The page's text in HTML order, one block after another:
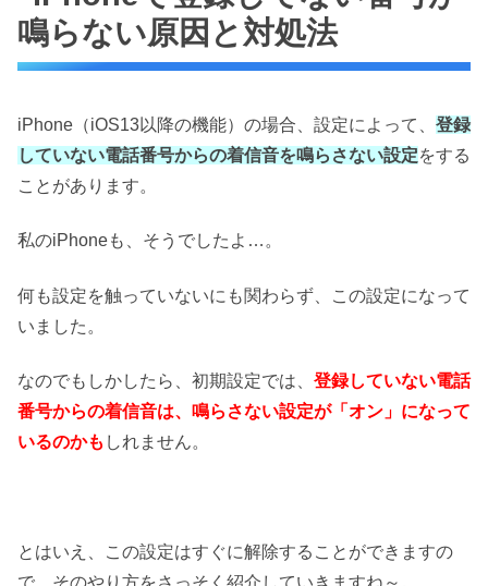
鳴らない原因と対処法
iPhone（iOS13以降の機能）の場合、設定によって、 登録
していない電話番号からの着信音を鳴らさない設定をする
ことがあります。
私のiPhoneも、そうでしたよ…。
何も設定を触っていないにも関わらず、この設定になって
いました。
なのでもしかしたら、初期設定では、 登録していない電話
番号からの着信音は、鳴らさない設定が「オン」になって
いるのかも しれません。
とはいえ、この設定はすぐに解除することができますの
で、そのやり方をさっそく紹介していきますね～。